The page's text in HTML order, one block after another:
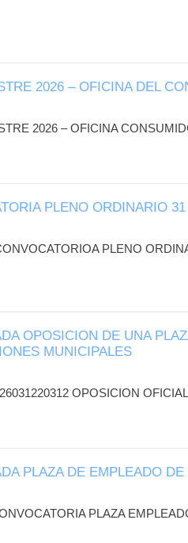
2026 – OFICINA DEL
2026 – OFICINA
PLENO ORDINARIO
PLENO
OPOSICION DE UNA
MUNICIPALES
OPOSICION
PLAZA DE EMPLEADO
PLAZA